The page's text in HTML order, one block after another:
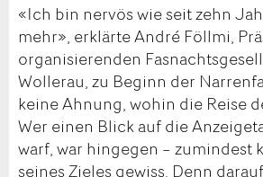
«Ich bin nervös wie seit zehn
mehr», erklärte André Föllmi,
organisierenden
Wollerau, zu Beginn der
keine Ahnung, wohin die Reise
Wer einen Blick auf die
warf, war hingegen – zumindest
seines Zieles gewiss. Denn